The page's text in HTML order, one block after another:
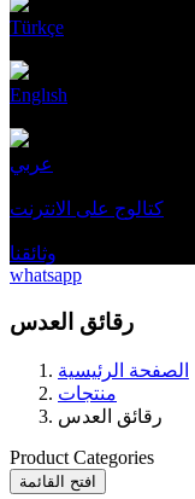
Türkçe
Englısh
عربي
كتالوج على الانترنت
وثائقنا
whatsapp
رقائق العدس
الصفحة الرئيسية
منتجات
رقائق العدس
Product Categories
افتح القائمة